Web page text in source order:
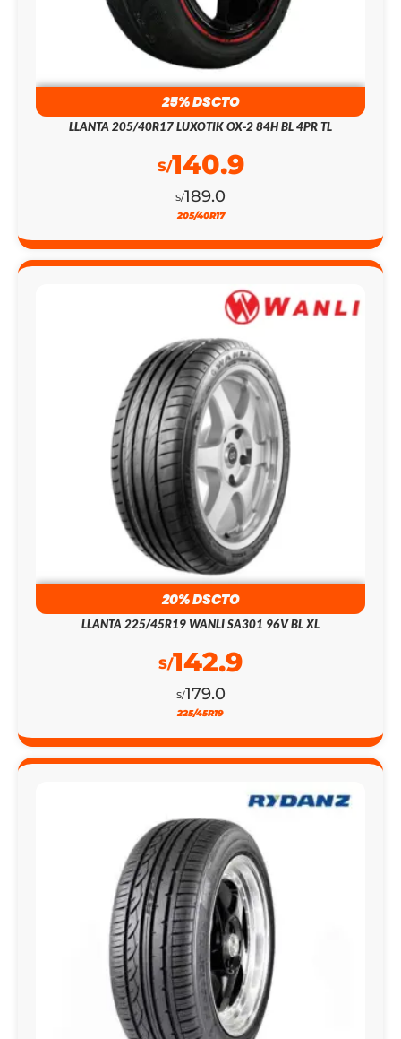
25% DSCTO
LLANTA 205/40R17 LUXOTIK OX-2 84H BL 4PR TL
S/189.0
S/140.9
205/40R17
20% DSCTO
LLANTA 225/45R19 WANLI SA301 96V BL XL
S/179.0
S/142.9
225/45R19